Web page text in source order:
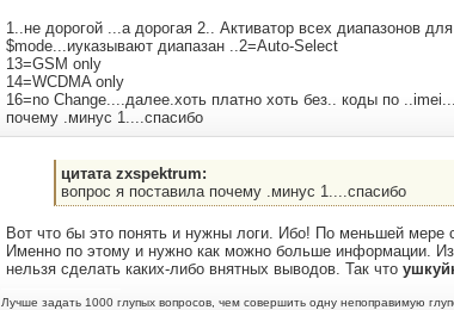
1..не дорогой ...а дорогая 2.. Активатор всех диапазонов
$mode...иуказывают диапазан ..2=Auto-Select
13=GSM only
14=WCDMA only
16=no Change....далее.хоть платно хоть без.. коды по
почему .минус 1....спасибо
цитата zxspektrum:
вопрос я поставила почему .минус 1....спасибо
Вот что бы это понять и нужны логи. Ибо! По меньшей мере
Именно по этому и нужно как можно больше информации.
нельзя сделать каких-либо внятных выводов. Так что
Лучше задать 1000 глупых вопросов, чем совершить одну непоправимую